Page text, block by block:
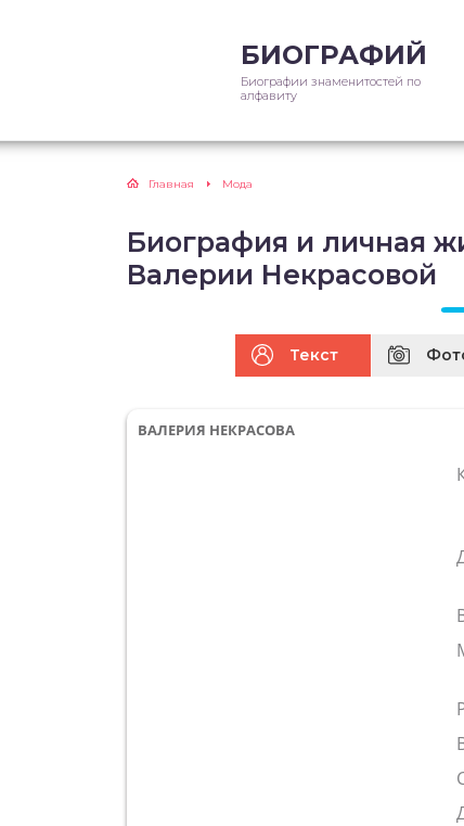
БИОГРАФИЙ
Биографии знаменитостей по
алфавиту
Главная Мода
Биография и личная
Валерии Некрасовой
Текст
ВАЛЕРИЯ НЕКРАСОВА